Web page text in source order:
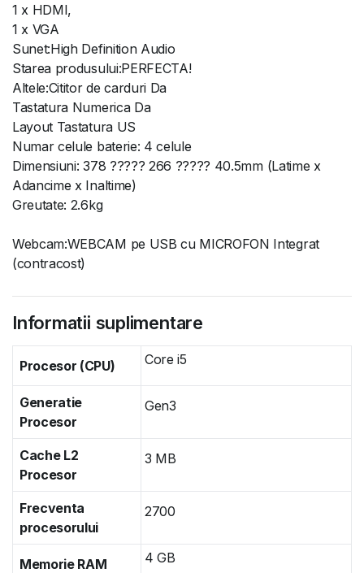
1 x HDMI,
1 x VGA
Sunet:High Definition Audio
Starea produsului:PERFECTA!
Altele:Cititor de carduri Da
Tastatura Numerica Da
Layout Tastatura US
Numar celule baterie: 4 celule
Dimensiuni: 378 ????? 266 ????? 40.5mm (Latime x
Adancime x Inaltime)
Greutate: 2.6kg
Webcam:WEBCAM pe USB cu MICROFON Integrat
(contracost)
Informatii suplimentare
Procesor (CPU) Core i5
Generatie
Procesor
Gen3
Cache L2
Procesor
3 MB
Frecventa
procesorului
2700
Memorie RAM 4 GB